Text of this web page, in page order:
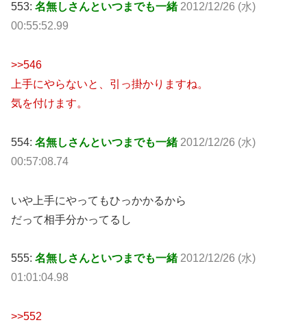
553: 名無しさんといつまでも一緒 2012/12/26 (水)
00:55:52.99
>>546
上手にやらないと、引っ掛かりますね。
気を付けます。
554: 名無しさんといつまでも一緒 2012/12/26 (水)
00:57:08.74
いや上手にやってもひっかかるから
だって相手分かってるし
555: 名無しさんといつまでも一緒 2012/12/26 (水)
01:01:04.98
>>552